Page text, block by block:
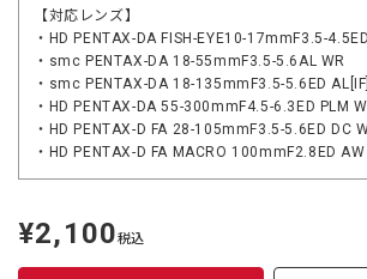
【対応レンズ】
・HD PENTAX-DA FISH-EYE10-17mmF3.5-4.5ED
・smc PENTAX-DA 18-55mmF3.5-5.6AL WR
・smc PENTAX-DA 18-135mmF3.5-5.6ED
・HD PENTAX-DA 55-300mmF4.5-6.3ED PLM
・HD PENTAX-D FA 28-105mmF3.5-5.6ED DC
・HD PENTAX-D FA MACRO 100mmF2.8ED AW
定
価
¥2,100税込